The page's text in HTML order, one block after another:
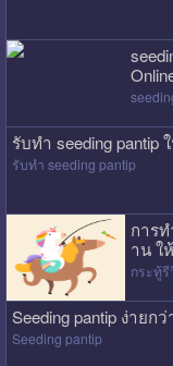
รับทำ seeding pantip
รับทำ seeding pantip
การ
าน ใ
กระทู้รี
Seeding pantip ง่ายก
Seeding pantip